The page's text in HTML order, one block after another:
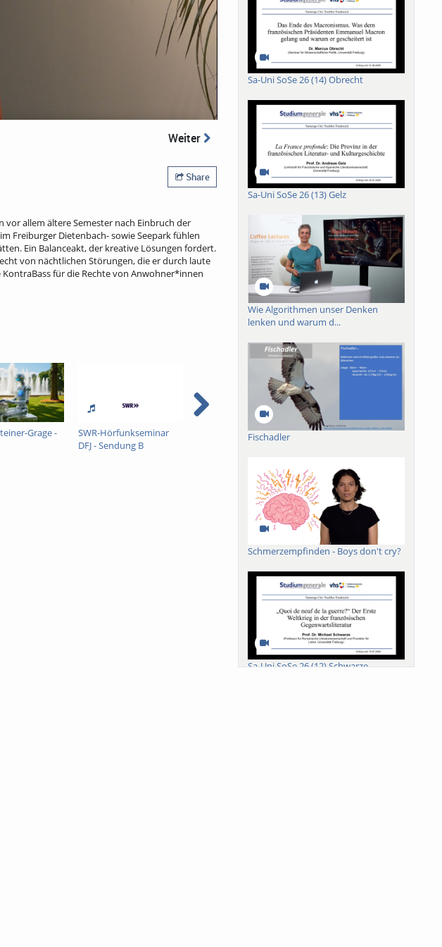
Weiter
Share
allem ältere Semester nach Einbruch der
Freiburger Dietenbach- sowie Seepark fühlen
Ein Balanceakt, der kreative Lösungen fordert.
von nächtlichen Störungen, die er durch laute
für die Rechte von Anwohner*innen
Grage -
SWR-Hörfunkseminar
DFJ - Sendung B
SWR-Hörfunkseminar
Der doppelte Blick - Le
Sa-Uni SoSe 26 (14) Obrecht
Sa-Uni SoSe 26 (13) Gelz
Wie Algorithmen unser Denken
lenken und warum d...
Fischadler
Schmerzempfinden - Boys don't cry?
Sa-Uni SoSe 26 (12) Schwarze